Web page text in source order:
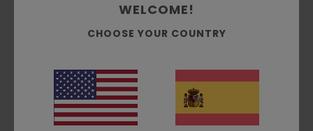
5/5
26. febrero 2026
Sudadera de corte holgado, con un tejido de gran calidad.
Mostrar original - Italiano
WELCOME!
CHOOSE YOUR COUNTRY